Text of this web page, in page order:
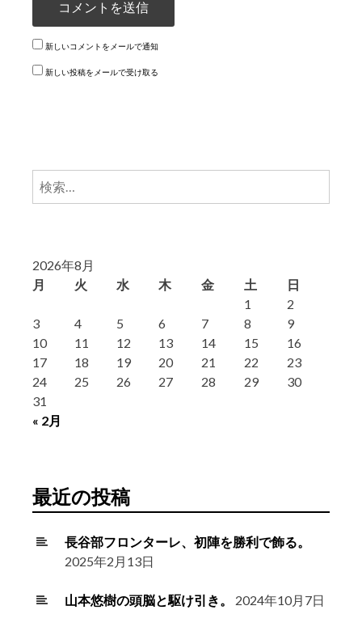
新しいコメントをメールで通知
新しい投稿をメールで受け取る
検
2026年8月
月
火 水 木 金 土 日
« 2月
1
2
3
4 5 6 7 8
9
10
11 12 13 14 15
16
17
18 19 20 21 22
23
24
25 26 27 28 29
30
31
最近の投稿
長谷部フロンターレ、初陣を勝利で飾る。
2025年2月13日
山本悠樹の頭脳と駆け引き。 2024年10月7日